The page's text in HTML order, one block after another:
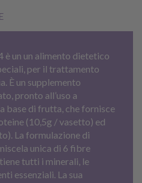
è un un alimento dietetico
per il trattamento
È un supplemento
pronto all’uso a
base di frutta, che fornisce
(10,5g / vasetto) ed
La formulazione di
unica di 6 fibre
tutti i minerali, le
essenziali. La sua